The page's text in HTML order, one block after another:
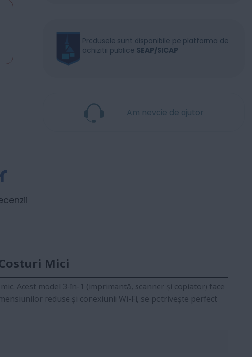
Produsele sunt disponibile pe platforma de
achizitii publice SEAP/SICAP
Am nevoie de ajutor
Mici
Acest model 3-în-1 (imprimantă, scanner și copiator) face
reduse și conexiunii Wi-Fi, se potrivește perfect